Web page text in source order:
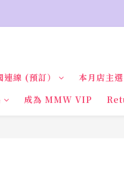
線 (預訂） 本月店主
成為 MMW VIP